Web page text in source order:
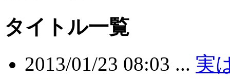
タイトル一覧
2013/01/23 08:03 ... 実